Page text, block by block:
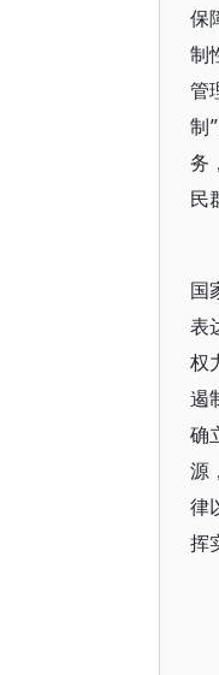
保
制
管
制
务
民
国
表
权
遏
确
源
律
挥